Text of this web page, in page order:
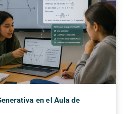
en el Aula de